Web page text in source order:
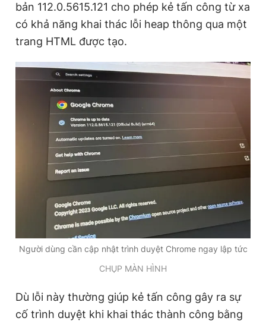
Tổng biên tập: Nguyễn Ngọc Toàn
Phó tổng biên tập thường trực: Hải Thành
Phó tổng biên tập: Trần Việt Hưng
Giấy phép xuất bản số 110/GP - BTTTT cấp ngày 24.3.2020
© 2003-2026 Bản quyền thuộc về Báo Thanh Niên. Cấm sao
chép dưới mọi hình thức nếu không có sự chấp thuận bằng văn
bản. Phát triển bởi ePi Technologies, JSC.
bản 112.0.5615.121 cho phép kẻ tấn công từ xa
có khả năng khai thác lỗi heap thông qua một
trang HTML được tạo.
Người dùng cần cập nhật trình duyệt Chrome ngay lập tức
CHỤP MÀN HÌNH
Dù lỗi này thường giúp kẻ tấn công gây ra sự
cố trình duyệt khi khai thác thành công bằng